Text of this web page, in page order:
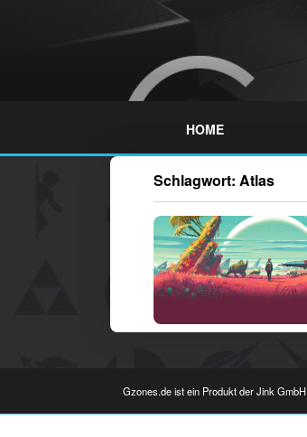
HOME
Schlagwort: Atlas
Gzones.de ist ein Produkt der Jink